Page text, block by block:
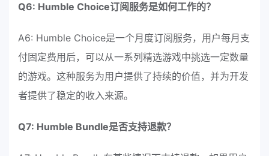
Q6: Humble Choice订阅服务是如何工作的？
A6: Humble Choice是一个月度订阅服务，用户每月支
付固定费用后，可以从一系列精选游戏中挑选一定数量
的游戏。这种服务为用户提供了持续的价值，并为开发
者提供了稳定的收入来源。
Q7: Humble Bundle是否支持退款？